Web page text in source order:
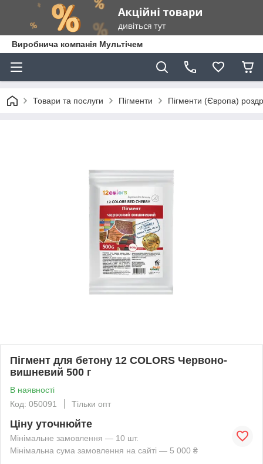
Виробнича компанія Мультічем
Товари та послуги Пігменти Пігменти (Європа)
Пігмент для бетону 12 COLORS Червоно-
вишневий 500 г
В наявності
Код: 050091
Тільки опт
Ціну уточнюйте
Мінімальне замовлення — 10 шт.
Мінімальна сума замовлення на сайті — 5 000 ₴